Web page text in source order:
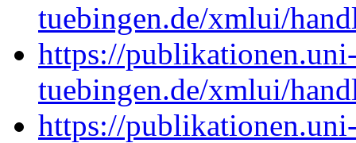
tuebingen.de/xmlui/
https://
tuebingen.de/xmlui/
https://